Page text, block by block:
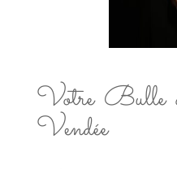
Votre Bulle
Vendée